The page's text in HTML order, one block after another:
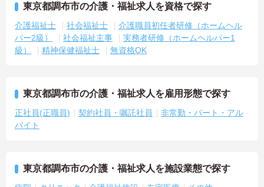
東京都調布市の介護・福祉求人を資格で探す
介護福祉士 社会福祉士
介護職員初任者研修（ホームヘル
パー2級）
社会福祉主事
実務者研修（ホームヘルパー1
級）
精神保健福祉士 無資格OK
東京都調布市の介護・福祉求人を雇用形態で探す
正社員(正職員) 契約社員・嘱託社員
非常勤・パート・アル
バイト
東京都調布市の介護・福祉求人を施設業態で探す